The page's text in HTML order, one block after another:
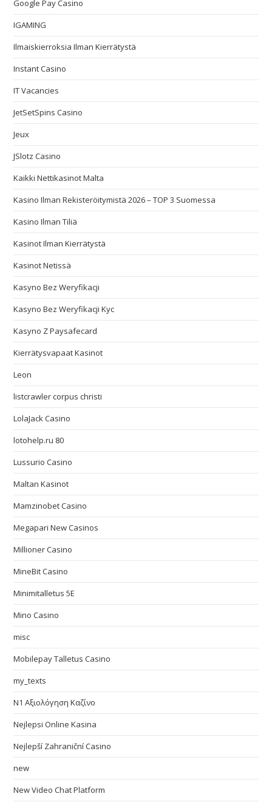
Google Pay Casino
IGAMING
Ilmaiskierroksia Ilman Kierrätystä
Instant Casino
IT Vacancies
JetSetSpins Casino
Jeux
JSlotz Casino
Kaikki Nettikasinot Malta
Kasino Ilman Rekisteröitymistä 2026 – TOP 3 Suomessa
Kasino Ilman Tiliä
Kasinot Ilman Kierrätystä
Kasinot Netissä
Kasyno Bez Weryfikacji
Kasyno Bez Weryfikacji Kyc
Kasyno Z Paysafecard
Kierrätysvapaat Kasinot
Leon
listcrawler corpus christi
LolaJack Casino
lotohelp.ru 80
Lussurio Casino
Maltan Kasinot
Mamzinobet Casino
Megapari New Casinos
Millioner Casino
MineBit Casino
Minimitalletus 5E
Mino Casino
misc
Mobilepay Talletus Casino
my_texts
N1 Αξιολόγηση Καζίνο
Nejlepsi Online Kasina
Nejlepší Zahraniční Casino
new
New Video Chat Platform